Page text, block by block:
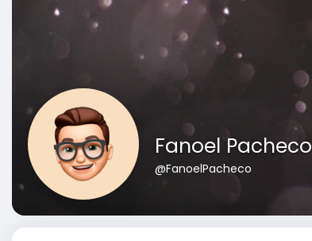
Fanoel Pacheco
@FanoelPacheco